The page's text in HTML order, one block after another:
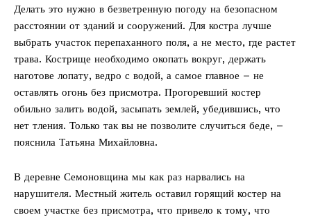
Делать это нужно в безветренную погоду на безопасном
расстоянии от зданий и сооружений. Для костра лучше
выбрать участок перепаханного поля, а не место, где растет
трава. Кострище необходимо окопать вокруг, держать
наготове лопату, ведро с водой, а самое главное – не
оставлять огонь без присмотра. Прогоревший костер
обильно залить водой, засыпать землей, убедившись, что
нет тления. Только так вы не позволите случиться беде, –
пояснила Татьяна Михайловна.
В деревне Семоновщина мы как раз нарвались на
нарушителя. Местный житель оставил горящий костер на
своем участке без присмотра, что привело к тому, что